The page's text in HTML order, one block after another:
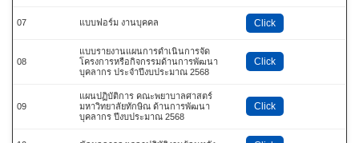
07 แบบฟอร์ม งานบุคคล Click
08
แบบรายงานแผนการดำเนินการจัด
โครงการหรือกิจกรรมด้านการพัฒนา
บุคลากร ประจำปีงบประมาณ 2568
Click
09
แผนปฏิบัติการ คณะพยาบาลศาสตร์
มหาวิทยาลัยทักษิณ ด้านการพัฒนา
บุคลากร ปีงบประมาณ 2568
Click